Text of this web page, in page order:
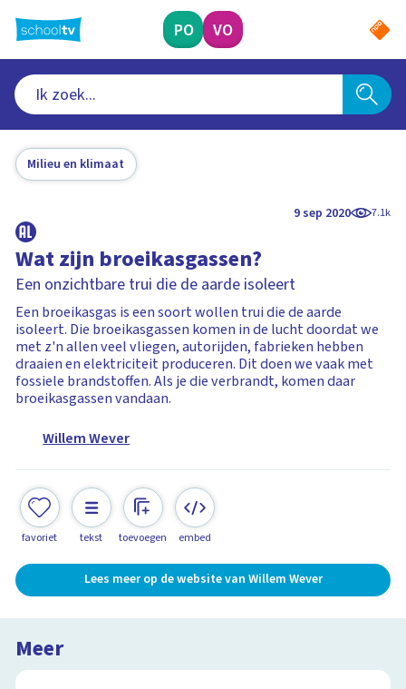
naar
hoofdinhoud
PO VO
Milieu en klimaat
9 sep 2020 7.1k
Wat zijn broeikasgassen?
Een onzichtbare trui die de aarde isoleert
Een broeikasgas is een soort wollen trui die de aarde
isoleert. Die broeikasgassen komen in de lucht doordat we
met z'n allen veel vliegen, autorijden, fabrieken hebben
draaien en elektriciteit produceren. Dit doen we vaak met
fossiele brandstoffen. Als je die verbrandt, komen daar
broeikasgassen vandaan.
Willem Wever
favoriet tekst toevoegen embed
Lees meer op de website van Willem Wever
Meer